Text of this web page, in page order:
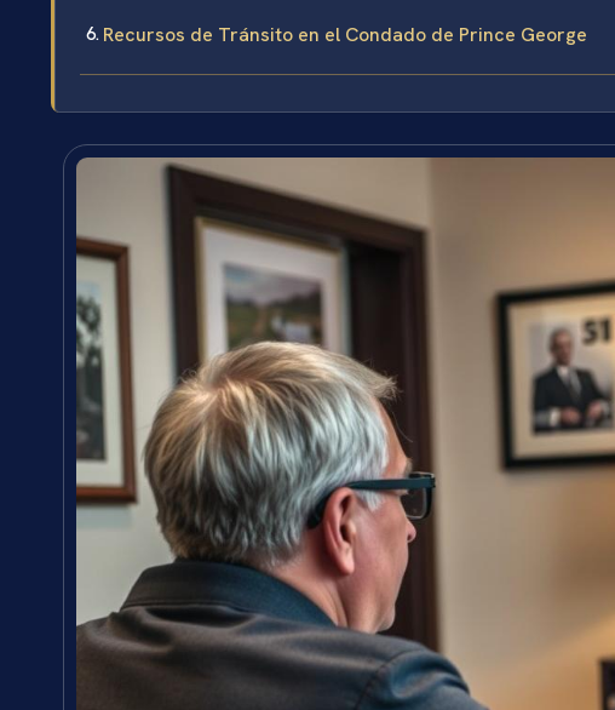
Recursos de Tránsito en el Condado de Prince George